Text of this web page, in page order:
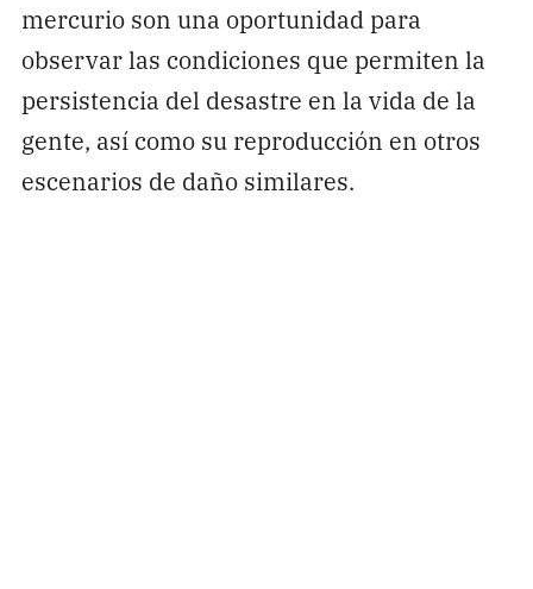
mercurio son una oportunidad para
observar las condiciones que permiten la
persistencia del desastre en la vida de la
gente, así como su reproducción en otros
escenarios de daño similares.